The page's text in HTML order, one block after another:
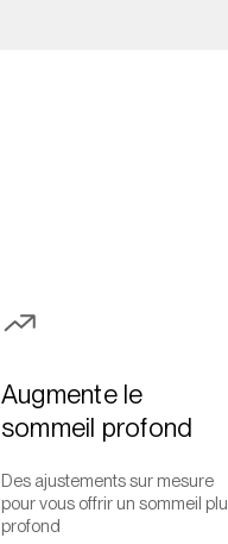
Augmente le
sommeil profond
Des ajustements sur mesure
pour vous offrir un sommeil
profond